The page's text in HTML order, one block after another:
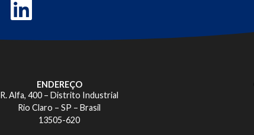
ENDEREÇO
R. Alfa, 400 – Distrito Industrial
Rio Claro – SP – Brasil
13505-620